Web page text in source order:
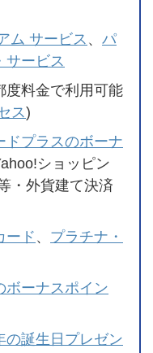
ム サービス 、 パ
サービス
度料金で利用可能
ス)
ドプラスのボーナ
ショッピン
・外貨建て決済
ード 、 プラチナ・
ボーナスポイン
の誕生日プレゼン